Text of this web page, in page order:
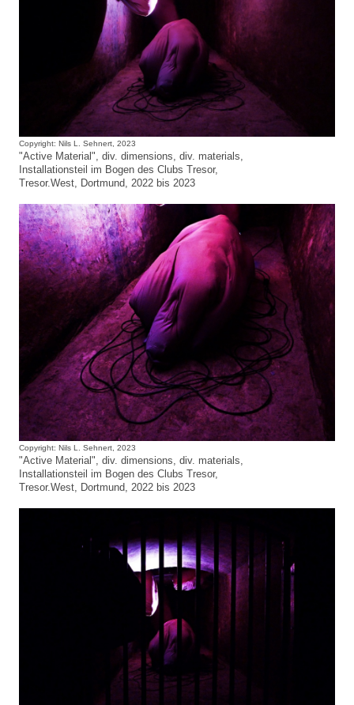
Copyright: Nils L. Sehnert, 2023
"Active Material", div. dimensions, div. materials,
Installationsteil im Bogen des Clubs Tresor,
Tresor.West, Dortmund, 2022 bis 2023
Copyright: Nils L. Sehnert, 2023
"Active Material", div. dimensions, div. materials,
Installationsteil im Bogen des Clubs Tresor,
Tresor.West, Dortmund, 2022 bis 2023